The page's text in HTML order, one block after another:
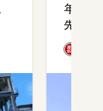
年会は
先1位